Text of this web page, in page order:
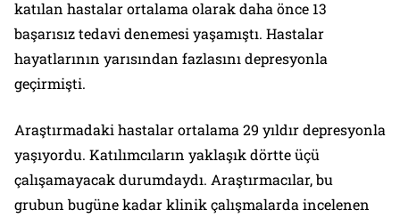
katılan hastalar ortalama olarak daha önce 13
başarısız tedavi denemesi yaşamıştı. Hastalar
hayatlarının yarısından fazlasını depresyonla
geçirmişti.
Araştırmadaki hastalar ortalama 29 yıldır depresyonla
yaşıyordu. Katılımcıların yaklaşık dörtte üçü
çalışamayacak durumdaydı. Araştırmacılar, bu
grubun bugüne kadar klinik çalışmalarda incelenen